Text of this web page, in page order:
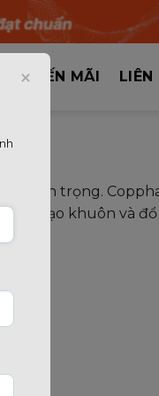
KHUYẾN MÃI LIÊN
quan trọng.
việc tạo khuôn và